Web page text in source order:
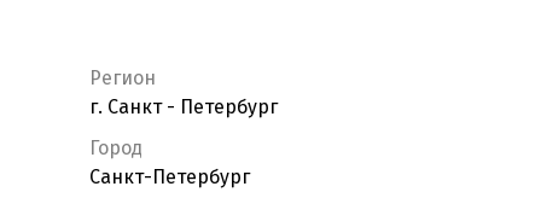
Регион
г. Санкт - Петербург
Город
Санкт-Петербург